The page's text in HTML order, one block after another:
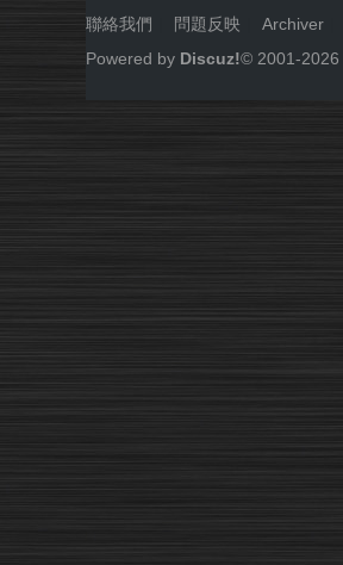
聯絡我們 問題反映 Archiver
Powered by Discuz!© 2001-2026